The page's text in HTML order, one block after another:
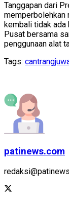
Tanggapan dari
memperbolehkan
kembali tidak
Pusat bersama
penggunaan alat
Tags: cantrang
patinews.com